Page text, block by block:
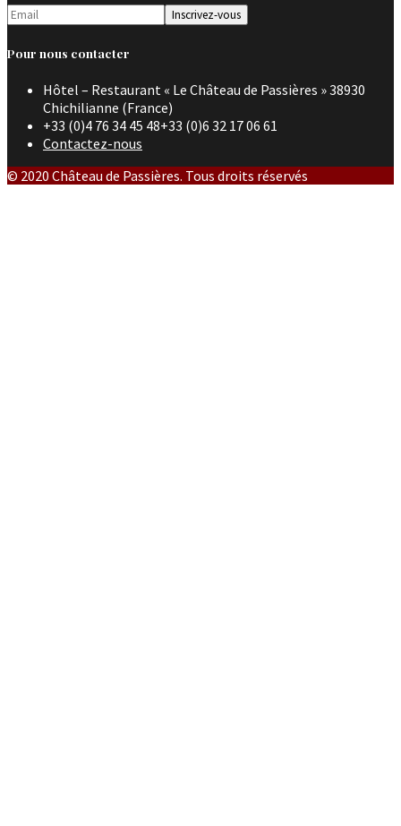
Pour nous contacter
Hôtel – Restaurant « Le Château de Passières » 38930
Chichilianne (France)
+33 (0)4 76 34 45 48+33 (0)6 32 17 06 61
Contactez-nous
© 2020 Château de Passières. Tous droits réservés